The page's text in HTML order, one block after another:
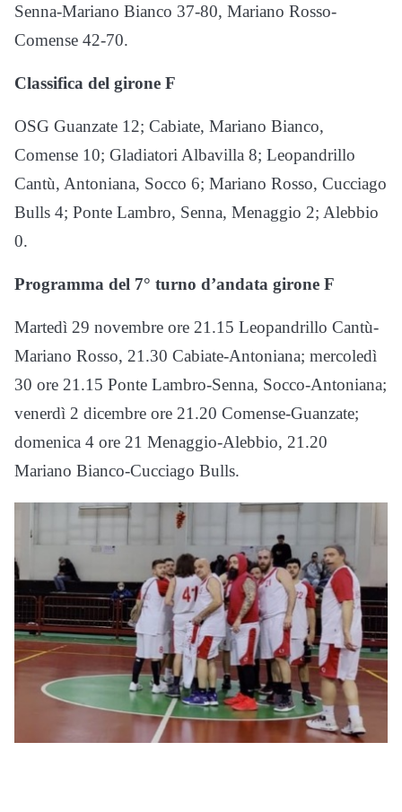
Senna-Mariano Bianco 37-80, Mariano Rosso-
Comense 42-70.
Classifica del girone F
OSG Guanzate 12; Cabiate, Mariano Bianco,
Comense 10; Gladiatori Albavilla 8; Leopandrillo
Cantù, Antoniana, Socco 6; Mariano Rosso, Cucciago
Bulls 4; Ponte Lambro, Senna, Menaggio 2; Alebbio
0.
Programma del 7° turno d’andata girone F
Martedì 29 novembre ore 21.15 Leopandrillo Cantù-
Mariano Rosso, 21.30 Cabiate-Antoniana; mercoledì
30 ore 21.15 Ponte Lambro-Senna, Socco-Antoniana;
venerdì 2 dicembre ore 21.20 Comense-Guanzate;
domenica 4 ore 21 Menaggio-Alebbio, 21.20
Mariano Bianco-Cucciago Bulls.